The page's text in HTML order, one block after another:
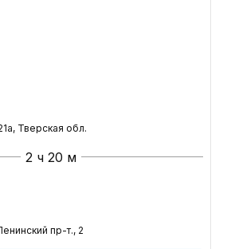
Тверская обл.
2 ч 20 м
пр-т., 2